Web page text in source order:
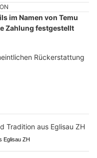
im Namen von Temu
Zahlung festgestellt
Rückerstattung
Eglisau ZH